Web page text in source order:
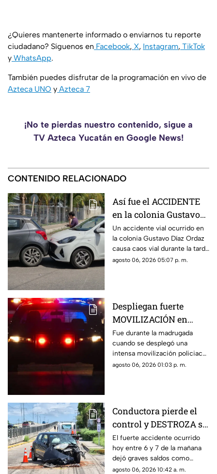
¿Quieres mantenerte informado o enviarnos tu reporte
ciudadano? Síguenos en Facebook, X, Instagram, TikTok
y WhatsApp.
También puedes disfrutar de la programación en vivo de
Azteca UNO y Azteca 7
¡No te pierdas nuestro contenido, sigue a
TV Azteca Yucatán en Google News!
CONTENIDO RELACIONADO
Así fue el ACCIDENTE
en la colonia Gustavo
Díaz Ordaz que causó
CAOS VIAL este jueves
Un accidente vial ocurrido en
la colonia Gustavo Díaz Ordaz
causa caos vial durante la tarde
de este jueves 6 de agosto,
agosto 06, 2026 05:07 p. m.
Despliegan fuerte
MOVILIZACIÓN en
Progreso tras
PELIGROSO
HALLAZGO; esto
encontraron
Fue durante la madrugada
cuando se desplegó una
intensa movilización policiaca
en Progreso, luego de
agosto 06, 2026 01:03 p. m.
Conductora pierde el
control y DESTROZA su
auto; así fue el FUERTE
ACCIDENTE HOY en
Temozón Norte, Mérida
El fuerte accidente ocurrido
hoy entre 6 y 7 de la mañana
dejó graves saldos como
consecuencia en la zona de
agosto 06, 2026 10:42 a. m.